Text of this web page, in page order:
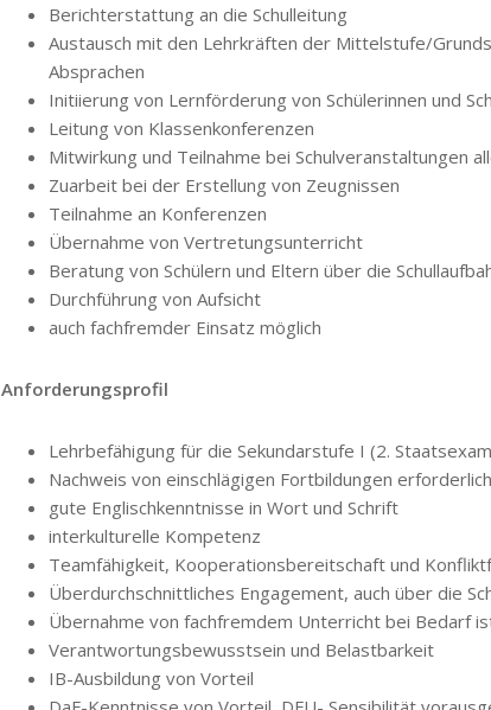
Berichterstattung an die Schulleitung
Austausch mit den Lehrkräften der Mittelstufe/
Absprachen
Initiierung von Lernförderung von Schülerinnen und
Leitung von Klassenkonferenzen
Mitwirkung und Teilnahme bei Schulveranstaltungen
Zuarbeit bei der Erstellung von Zeugnissen
Teilnahme an Konferenzen
Übernahme von Vertretungsunterricht
Beratung von Schülern und Eltern über die
Durchführung von Aufsicht
auch fachfremder Einsatz möglich
Anforderungsprofil
Lehrbefähigung für die Sekundarstufe I (2.
Nachweis von einschlägigen Fortbildungen erforderlich
gute Englischkenntnisse in Wort und Schrift
interkulturelle Kompetenz
Teamfähigkeit, Kooperationsbereitschaft und
Überdurchschnittliches Engagement, auch über die
Übernahme von fachfremdem Unterricht bei Bedarf
Verantwortungsbewusstsein und Belastbarkeit
IB-Ausbildung von Vorteil